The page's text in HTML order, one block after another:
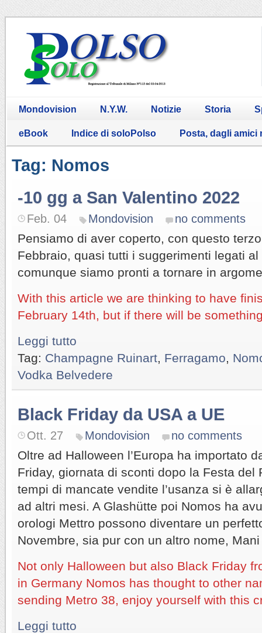
Mondovision N.Y.W. Notizie Storia
eBook Indice di soloPolso Posta, dagli amici
Tag: Nomos
-10 gg a San Valentino 2022
Feb. 04 Mondovision no comments
Pensiamo di aver coperto, con questo
Febbraio, quasi tutti i suggerimenti legati
comunque siamo pronti a tornare in
With this article we are thinking to have
February 14th, but if there will be
Leggi tutto
Tag: Champagne Ruinart Ferragamo
Vodka Belvedere
Black Friday da USA a UE
Ott. 27 Mondovision no comments
Oltre ad Halloween l’Europa ha importato
Friday, giornata di sconti dopo la Festa del
tempi di mancate vendite l’usanza si è
ad altri mesi. A Glashütte poi Nomos ha
orologi Mettro possono diventare un
Novembre, sia pur con un altro nome,
Not only Halloween but also Black Friday
in Germany Nomos has thought to other
sending Metro 38, enjoy yourself with this
Leggi tutto